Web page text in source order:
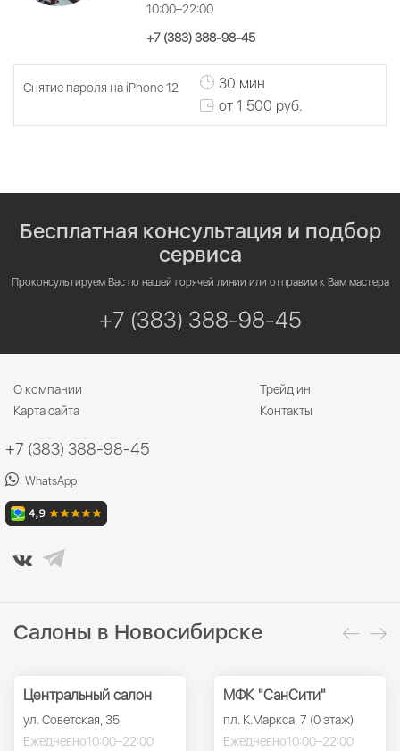
10:00–22:00
+7 (383) 388-98-45
Снятие пароля на iPhone 12
30 мин
от 1 500 руб.
Бесплатная консультация и подбор
сервиса
Проконсультируем Вас по нашей горячей линии или отправим к Вам мастера
+7 (383) 388-98-45
О компании
Трейд ин
Карта сайта
Контакты
+7 (383) 388-98-45
WhatsApp
Салоны в Новосибирске
Центральный салон
ул. Советская, 35
Ежедневно10:00–22:00
МФК "СанСити"
пл. К.Маркса, 7 (0 этаж)
Ежедневно10:00–22:00